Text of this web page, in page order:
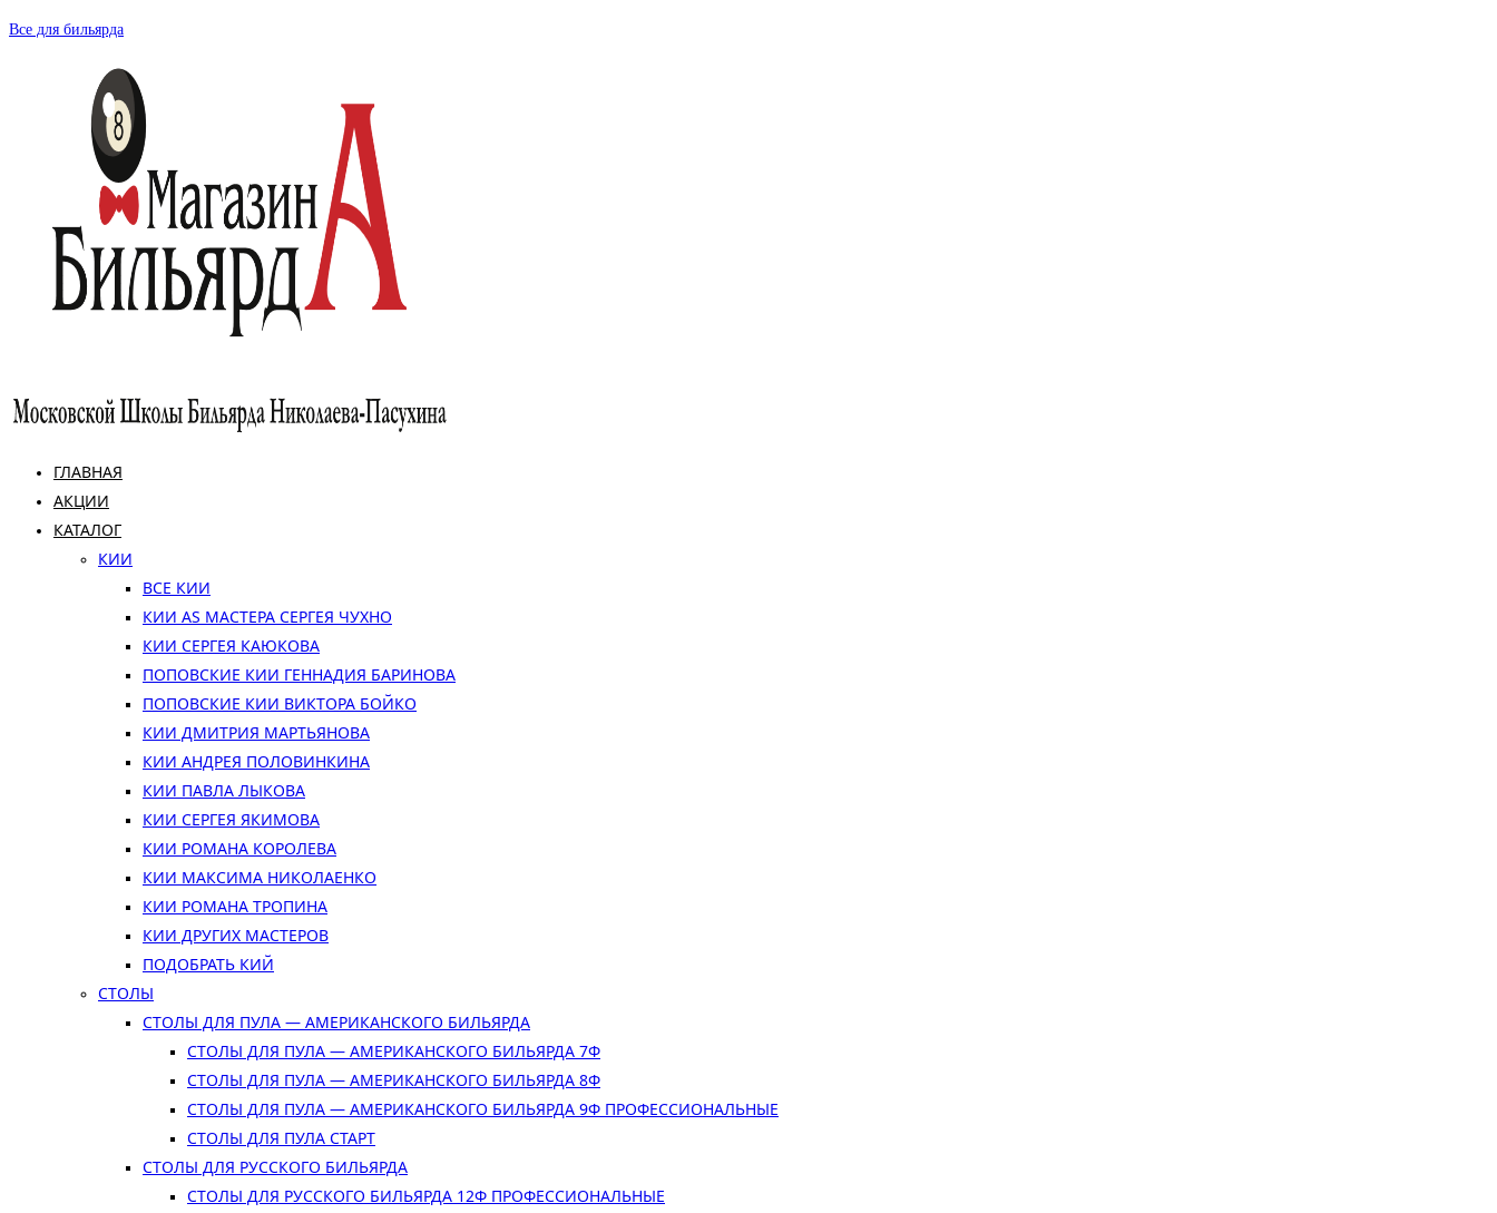
Перейти
содержимому
Все для бильярда
ГЛАВНАЯ
АКЦИИ
КАТАЛОГ
КИИ
ВСЕ КИИ
КИИ AS МАСТЕРА СЕРГЕЯ ЧУХНО
КИИ СЕРГЕЯ КАЮКОВА
ПОПОВСКИЕ КИИ ГЕННАДИЯ БАРИНОВА
ПОПОВСКИЕ КИИ ВИКТОРА БОЙКО
КИИ ДМИТРИЯ МАРТЬЯНОВА
КИИ АНДРЕЯ ПОЛОВИНКИНА
КИИ ПАВЛА ЛЫКОВА
КИИ СЕРГЕЯ ЯКИМОВА
КИИ РОМАНА КОРОЛЕВА
КИИ МАКСИМА НИКОЛАЕНКО
КИИ РОМАНА ТРОПИНА
КИИ ДРУГИХ МАСТЕРОВ
ПОДОБРАТЬ КИЙ
СТОЛЫ
СТОЛЫ ДЛЯ ПУЛА — АМЕРИКАНСКОГО БИЛЬЯРДА
СТОЛЫ ДЛЯ ПУЛА — АМЕРИКАНСКОГО БИЛЬЯРДА 7Ф
СТОЛЫ ДЛЯ ПУЛА — АМЕРИКАНСКОГО БИЛЬЯРДА 8Ф
СТОЛЫ ДЛЯ ПУЛА — АМЕРИКАНСКОГО БИЛЬЯРДА 9Ф ПРОФЕССИОНАЛЬНЫЕ
СТОЛЫ ДЛЯ ПУЛА СТАРТ
СТОЛЫ ДЛЯ РУССКОГО БИЛЬЯРДА
СТОЛЫ ДЛЯ РУССКОГО БИЛЬЯРДА 12Ф ПРОФЕССИОНАЛЬНЫЕ